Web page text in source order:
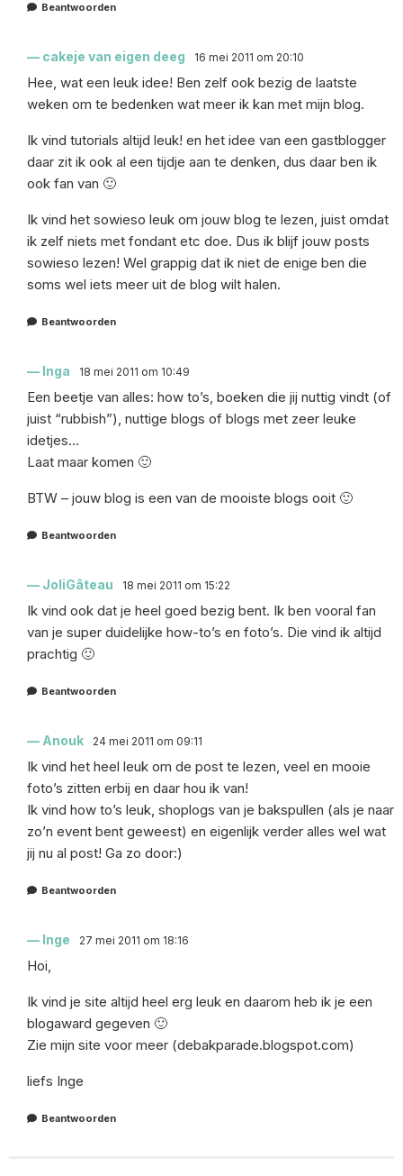
Beantwoorden
cakeje van eigen deeg 16 mei 2011 om 20:10
Hee, wat een leuk idee! Ben zelf ook bezig de laatste
weken om te bedenken wat meer ik kan met mijn blog.
Ik vind tutorials altijd leuk! en het idee van een gastblogger
daar zit ik ook al een tijdje aan te denken, dus daar ben ik
ook fan van 🙂
Ik vind het sowieso leuk om jouw blog te lezen, juist omdat
ik zelf niets met fondant etc doe. Dus ik blijf jouw posts
sowieso lezen! Wel grappig dat ik niet de enige ben die
soms wel iets meer uit de blog wilt halen.
Beantwoorden
Inga 18 mei 2011 om 10:49
Een beetje van alles: how to’s, boeken die jij nuttig vindt (of
juist “rubbish”), nuttige blogs of blogs met zeer leuke
idetjes…
Laat maar komen 🙂
BTW – jouw blog is een van de mooiste blogs ooit 🙂
Beantwoorden
JoliGâteau 18 mei 2011 om 15:22
Ik vind ook dat je heel goed bezig bent. Ik ben vooral fan
van je super duidelijke how-to’s en foto’s. Die vind ik altijd
prachtig 🙂
Beantwoorden
Anouk 24 mei 2011 om 09:11
Ik vind het heel leuk om de post te lezen, veel en mooie
foto’s zitten erbij en daar hou ik van!
Ik vind how to’s leuk, shoplogs van je bakspullen (als je naar
zo’n event bent geweest) en eigenlijk verder alles wel wat
jij nu al post! Ga zo door:)
Beantwoorden
Inge 27 mei 2011 om 18:16
Hoi,
Ik vind je site altijd heel erg leuk en daarom heb ik je een
blogaward gegeven 🙂
Zie mijn site voor meer (debakparade.blogspot.com)
liefs Inge
Beantwoorden